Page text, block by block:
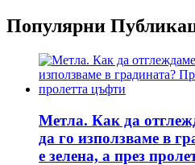
Популярни
Метла. Как да
да го използваме в
е зелена, а през